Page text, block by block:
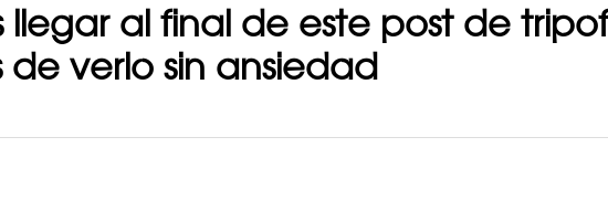
llegar al final de este post de
de verlo sin ansiedad